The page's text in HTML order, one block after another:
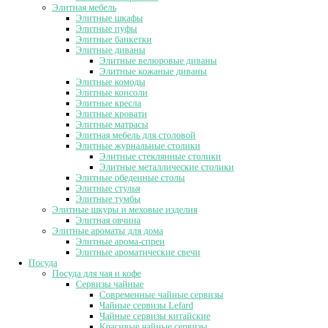
Элитная мебель
Элитные шкафы
Элитные пуфы
Элитные банкетки
Элитные диваны
Элитные велюровые диваны
Элитные кожаные диваны
Элитные комоды
Элитные консоли
Элитные кресла
Элитные кровати
Элитные матрасы
Элитная мебель для столовой
Элитные журнальные столики
Элитные стеклянные столики
Элитные металлические столики
Элитные обеденные столы
Элитные стулья
Элитные тумбы
Элитные шкуры и меховые изделия
Элитная овчина
Элитные ароматы для дома
Элитные арома-спреи
Элитные ароматические свечи
Посуда
Посуда для чая и кофе
Сервизы чайные
Современные чайные сервизы
Чайные сервизы Lefard
Чайные сервизы китайские